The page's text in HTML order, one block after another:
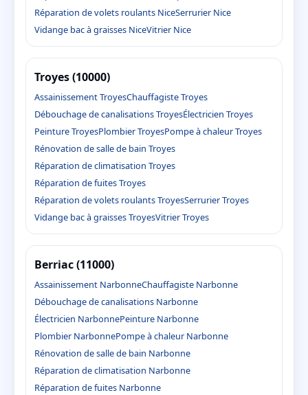
Réparation de volets roulants NiceSerrurier Nice
Vidange bac à graisses NiceVitrier Nice
Troyes (10000)
Assainissement TroyesChauffagiste Troyes
Débouchage de canalisations TroyesÉlectricien Troyes
Peinture TroyesPlombier TroyesPompe à chaleur Troyes
Rénovation de salle de bain Troyes
Réparation de climatisation Troyes
Réparation de fuites Troyes
Réparation de volets roulants TroyesSerrurier Troyes
Vidange bac à graisses TroyesVitrier Troyes
Berriac (11000)
Assainissement NarbonneChauffagiste Narbonne
Débouchage de canalisations Narbonne
Électricien NarbonnePeinture Narbonne
Plombier NarbonnePompe à chaleur Narbonne
Rénovation de salle de bain Narbonne
Réparation de climatisation Narbonne
Réparation de fuites Narbonne